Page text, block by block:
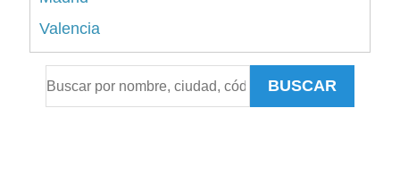
Valencia
Sevilla
BUSCAR